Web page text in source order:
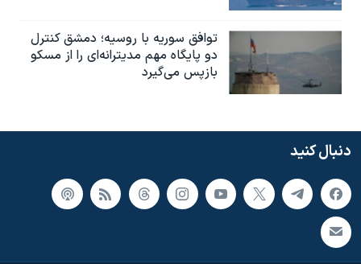
توافق سوریه با روسیه؛ دمشق کنترل
دو پایگاه مهم مدیترانه‌ای را از مسکو
بازپس می‌گیرد
دنبال کنید